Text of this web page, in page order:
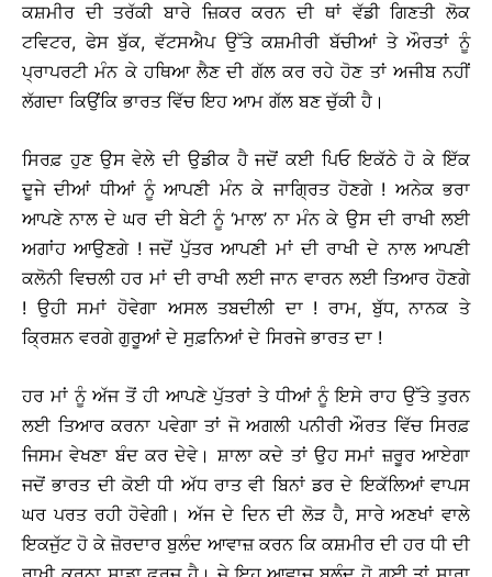
ਕਸ਼ਮੀਰ ਦੀ ਤਰੱਕੀ ਬਾਰੇ ਜ਼ਿਕਰ ਕਰਨ ਦੀ ਥਾਂ ਵੱਡੀ ਗਿਣਤੀ ਲੋਕ
ਟਵਿਟਰ, ਫੇਸ ਬੁੱਕ, ਵੱਟਸਐਪ ਉੱਤੇ ਕਸ਼ਮੀਰੀ ਬੱਚੀਆਂ ਤੇ ਔਰਤਾਂ ਨੂੰ
ਪ੍ਰਾਪਰਟੀ ਮੰਨ ਕੇ ਹਥਿਆ ਲੈਣ ਦੀ ਗੱਲ ਕਰ ਰਹੇ ਹੋਣ ਤਾਂ ਅਜੀਬ ਨਹੀਂ
ਲੱਗਦਾ ਕਿਉਂਕਿ ਭਾਰਤ ਵਿੱਚ ਇਹ ਆਮ ਗੱਲ ਬਣ ਚੁੱਕੀ ਹੈ।
ਸਿਰਫ਼ ਹੁਣ ਉਸ ਵੇਲੇ ਦੀ ਉਡੀਕ ਹੈ ਜਦੋਂ ਕਈ ਪਿਓ ਇਕੱਠੇ ਹੋ ਕੇ ਇੱਕ
ਦੂਜੇ ਦੀਆਂ ਧੀਆਂ ਨੂੰ ਆਪਣੀ ਮੰਨ ਕੇ ਜਾਗ੍ਰਿਤ ਹੋਣਗੇ ! ਅਨੇਕ ਭਰਾ
ਆਪਣੇ ਨਾਲ ਦੇ ਘਰ ਦੀ ਬੇਟੀ ਨੂੰ ‘ਮਾਲ’ ਨਾ ਮੰਨ ਕੇ ਉਸ ਦੀ ਰਾਖੀ ਲਈ
ਅਗਾਂਹ ਆਉਣਗੇ ! ਜਦੋਂ ਪੁੱਤਰ ਆਪਣੀ ਮਾਂ ਦੀ ਰਾਖੀ ਦੇ ਨਾਲ ਆਪਣੀ
ਕਲੋਨੀ ਵਿਚਲੀ ਹਰ ਮਾਂ ਦੀ ਰਾਖੀ ਲਈ ਜਾਨ ਵਾਰਨ ਲਈ ਤਿਆਰ ਹੋਣਗੇ
! ਉਹੀ ਸਮਾਂ ਹੋਵੇਗਾ ਅਸਲ ਤਬਦੀਲੀ ਦਾ ! ਰਾਮ, ਬੁੱਧ, ਨਾਨਕ ਤੇ
ਕ੍ਰਿਸ਼ਨ ਵਰਗੇ ਗੁਰੂਆਂ ਦੇ ਸੁਫ਼ਨਿਆਂ ਦੇ ਸਿਰਜੇ ਭਾਰਤ ਦਾ !
ਹਰ ਮਾਂ ਨੂੰ ਅੱਜ ਤੋਂ ਹੀ ਆਪਣੇ ਪੁੱਤਰਾਂ ਤੇ ਧੀਆਂ ਨੂੰ ਇਸੇ ਰਾਹ ਉੱਤੇ ਤੁਰਨ
ਲਈ ਤਿਆਰ ਕਰਨਾ ਪਵੇਗਾ ਤਾਂ ਜੋ ਅਗਲੀ ਪਨੀਰੀ ਔਰਤ ਵਿੱਚ ਸਿਰਫ਼
ਜਿਸਮ ਵੇਖਣਾ ਬੰਦ ਕਰ ਦੇਵੇ। ਸ਼ਾਲਾ ਕਦੇ ਤਾਂ ਉਹ ਸਮਾਂ ਜ਼ਰੂਰ ਆਏਗਾ
ਜਦੋਂ ਭਾਰਤ ਦੀ ਕੋਈ ਧੀ ਅੱਧ ਰਾਤ ਵੀ ਬਿਨਾਂ ਡਰ ਦੇ ਇਕੱਲਿਆਂ ਵਾਪਸ
ਘਰ ਪਰਤ ਰਹੀ ਹੋਵੇਗੀ। ਅੱਜ ਦੇ ਦਿਨ ਦੀ ਲੋੜ ਹੈ, ਸਾਰੇ ਅਣਖਾਂ ਵਾਲੇ
ਇਕਜੁੱਟ ਹੋ ਕੇ ਜ਼ੋਰਦਾਰ ਬੁਲੰਦ ਆਵਾਜ਼ ਕਰਨ ਕਿ ਕਸ਼ਮੀਰ ਦੀ ਹਰ ਧੀ ਦੀ